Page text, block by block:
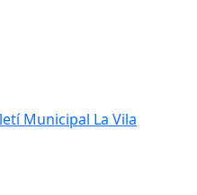
Municipal La Vila